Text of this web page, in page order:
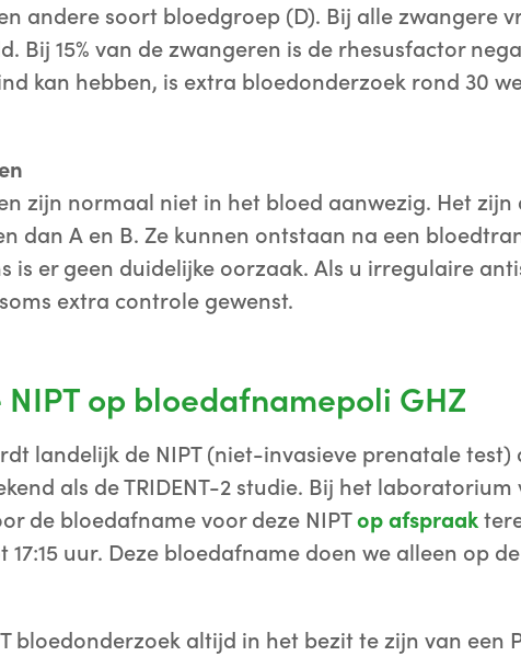
andere soort bloedgroep (D). Bij alle zwangere
Bij 15% van de zwangeren is de rhesusfactor
kan hebben, is extra bloedonderzoek rond 30
zijn normaal niet in het bloed aanwezig. Het
dan A en B. Ze kunnen ontstaan na een
is er geen duidelijke oorzaak. Als u irregulaire
extra controle gewenst.
op bloedafnamepoli GHZ
landelijk de NIPT (niet-invasieve prenatale
als de TRIDENT-2 studie. Bij het
de bloedafname voor deze NIPTop afspraak
uur. Deze bloedafname doen we alleen op
bloedonderzoek altijd in het bezit te zijn van een